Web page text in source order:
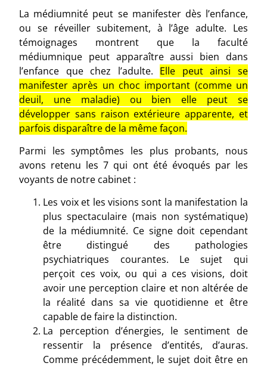
La médiumnité peut se manifester dès l’enfance,
ou se réveiller subitement, à l’âge adulte. Les
témoignages montrent que la faculté
médiumnique peut apparaître aussi bien dans
l’enfance que chez l’adulte. Elle peut ainsi se
manifester après un choc important (comme un
deuil, une maladie) ou bien elle peut se
développer sans raison extérieure apparente, et
parfois disparaître de la même façon.
Parmi les symptômes les plus probants, nous
avons retenu les 7 qui ont été évoqués par les
voyants de notre cabinet :
Les voix et les visions sont la manifestation la
plus spectaculaire (mais non systématique)
de la médiumnité. Ce signe doit cependant
être distingué des pathologies
psychiatriques courantes. Le sujet qui
perçoit ces voix, ou qui a ces visions, doit
avoir une perception claire et non altérée de
la réalité dans sa vie quotidienne et être
capable de faire la distinction.
La perception d’énergies, le sentiment de
ressentir la présence d’entités, d’auras.
Comme précédemment, le sujet doit être en